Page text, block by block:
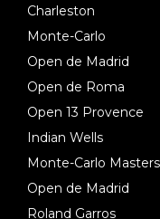
Charleston
Monte-Carlo
Open de Madrid
Open de Roma
Open 13 Provence
Indian Wells
Monte-Carlo Masters
Open de Madrid
Roland Garros